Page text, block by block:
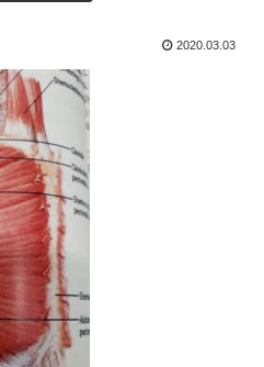
2020.03.03